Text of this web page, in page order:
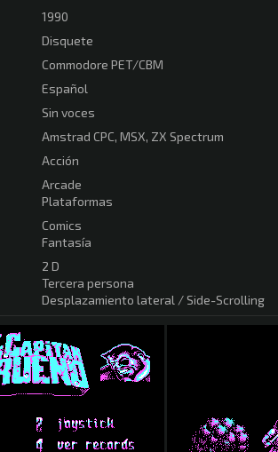
1990
Disquete
Commodore PET/CBM
Español
Sin voces
Amstrad CPC, MSX, ZX Spectrum
Acción
Arcade
Plataformas
Comics
Fantasía
2 D
Tercera persona
Desplazamiento lateral / Side-Scrolling